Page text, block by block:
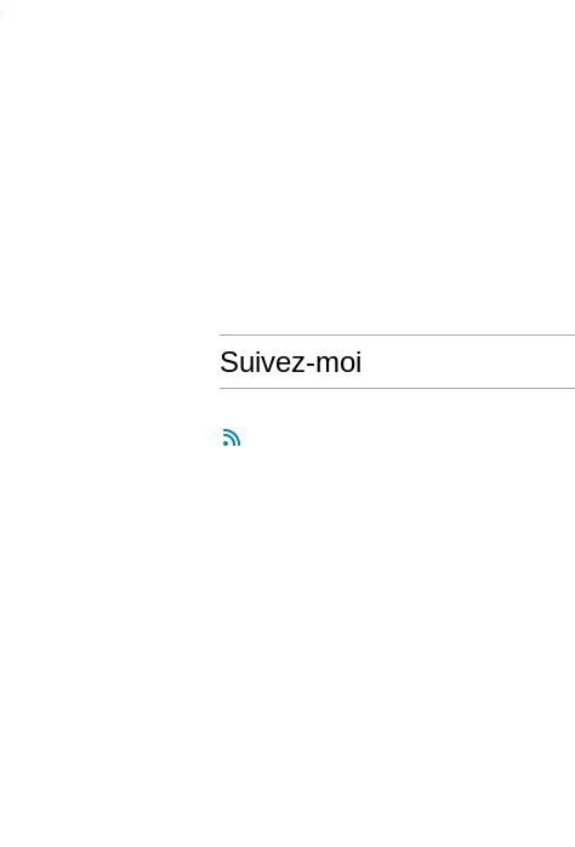
Suivez-moi